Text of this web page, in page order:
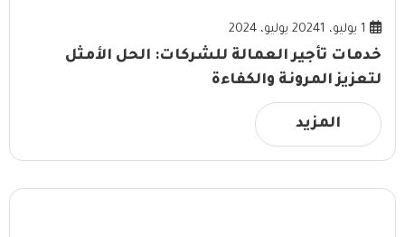
1 يوليو، 2024 1 يوليو، 2024
خدمات تأجير العمالة للشركات: الحل الأمثل
لتعزيز المرونة والكفاءة
المزيد